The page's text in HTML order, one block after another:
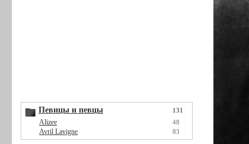
Певицы и певцы 131
Alizee 48
Avril Lavigne 83